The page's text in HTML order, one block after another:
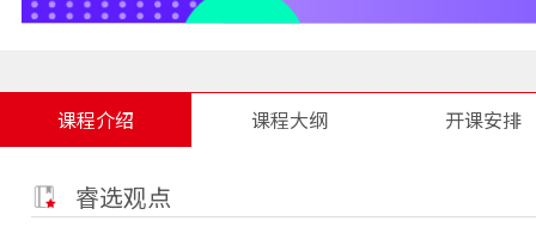
课程介绍 课程大纲 开课安排
睿选观点